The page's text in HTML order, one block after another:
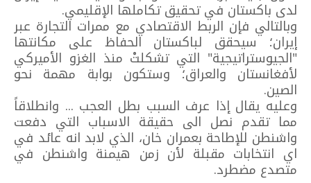
لدى باكستان في تحقيق تكاملها الإقليمي.
وبالتالي فإن الربط الاقتصادي مع ممرات التجارة عبر
إيران؛ سيحقق لباكستان الحفاظ على مكانتها
"الجيوستراتيجية" التي تشكلتْ منذ الغزو الأميركي
لأفغانستان والعراق؛ وستكون بوابة مهمة نحو
الصين.
وعليه يقال إذا عرف السبب بطل العجب ... وانطلاقاً
مما تقدم نصل الى حقيقة الاسباب التي دفعت
واشنطن للإطاحة بعمران خان، الذي لابد انه عائد في
اي انتخابات مقبلة لأن زمن هيمنة واشنطن في
متصدع مضطرد.